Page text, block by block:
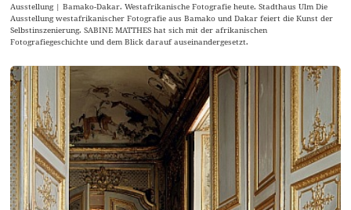
Ausstellung | Bamako-Dakar. Westafrikanische Fotografie heute. Stadthaus Ulm Die
Ausstellung westafrikanischer Fotografie aus Bamako und Dakar feiert die Kunst der
Selbstinszenierung. SABINE MATTHES hat sich mit der afrikanischen
Fotografiegeschichte und dem Blick darauf auseinandergesetzt.